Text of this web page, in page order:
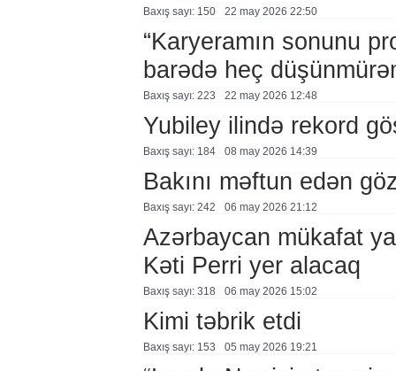
Baxış sayı: 150 22 may 2026 22:50
“Karyeramın sonunu
barədə heç
Baxış sayı: 223 22 may 2026 12:48
Yubiley ilində rekord
Baxış sayı: 184 08 may 2026 14:39
Bakını məftun edən
Baxış sayı: 242 06 may 2026 21:12
Azərbaycan mükafat
Kəti Perri yer alacaq
Baxış sayı: 318 06 may 2026 15:02
Kimi təbrik etdi
Baxış sayı: 153 05 may 2026 19:21